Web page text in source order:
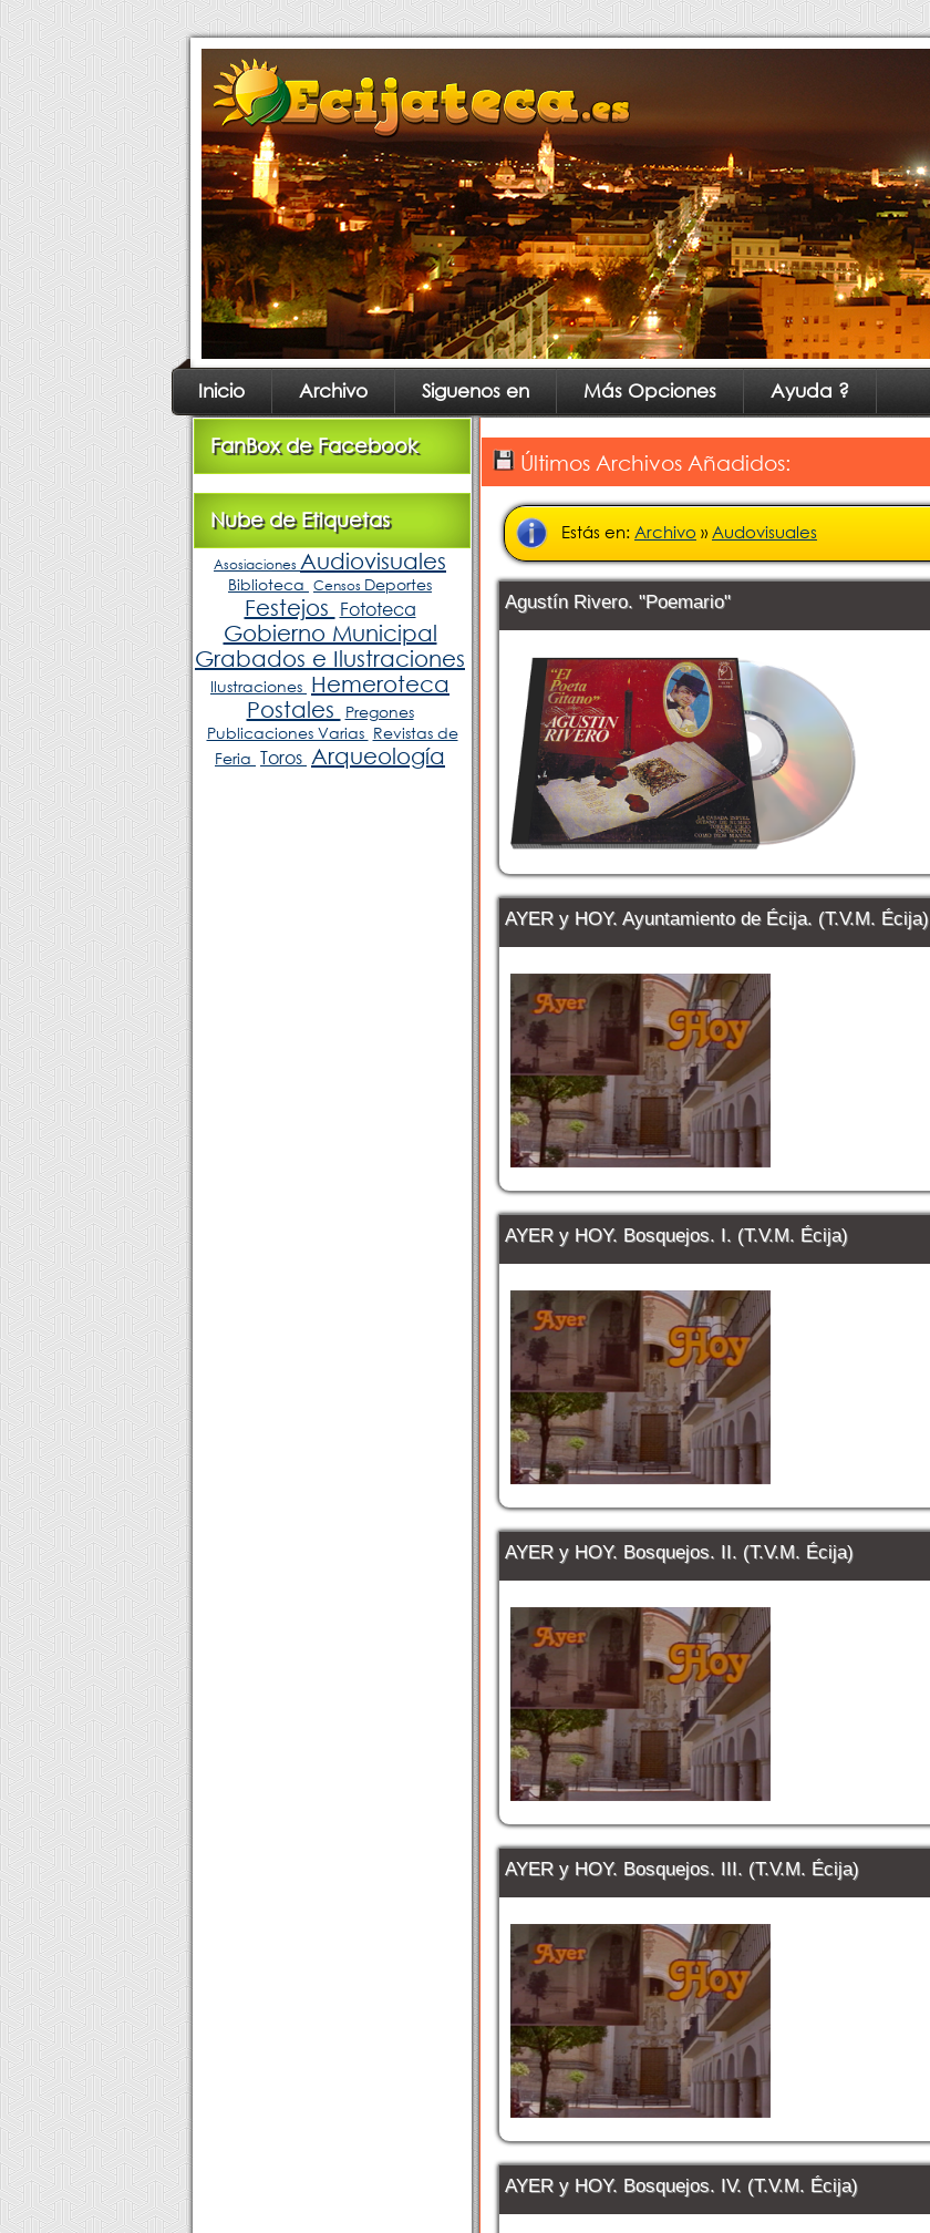
Inicio Archivo Siguenos en Más Opciones Ayuda ?
FanBox de Facebook
Nube de Etiquetas
Asosiaciones Audiovisuales
Biblioteca Censos Deportes
Festejos Fototeca
Gobierno Municipal
Grabados e Ilustraciones
Ilustraciones Hemeroteca
Postales
Pregones
Publicaciones Varias Revistas de
Feria Toros Arqueología
Últimos Archivos Añadidos:
Estás en: Archivo » Audovisuales
Agustín Rivero. "Poemario"
AYER y HOY. Ayuntamiento de Écija. (T.V.M. Écija)
AYER y HOY. Bosquejos. I. (T.V.M. Écija)
AYER y HOY. Bosquejos. II. (T.V.M. Écija)
AYER y HOY. Bosquejos. III. (T.V.M. Écija)
AYER y HOY. Bosquejos. IV. (T.V.M. Écija)